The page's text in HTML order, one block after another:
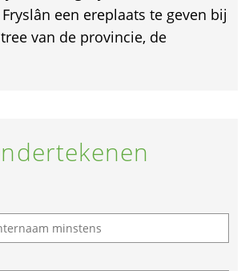
een ereplaats te geven bij
van de provincie, de